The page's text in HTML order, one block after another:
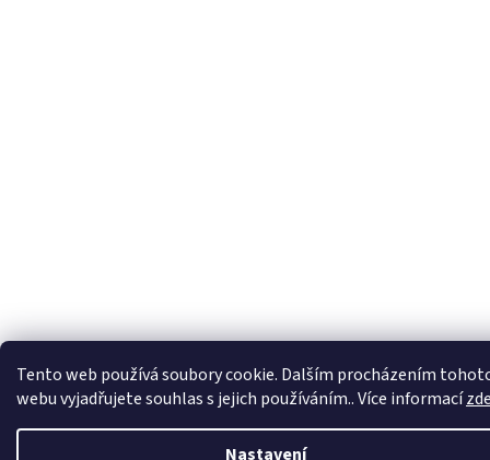
Tento web používá soubory cookie. Dalším procházením
webu vyjadřujete souhlas s jejich používáním.. Více informací
Nastavení